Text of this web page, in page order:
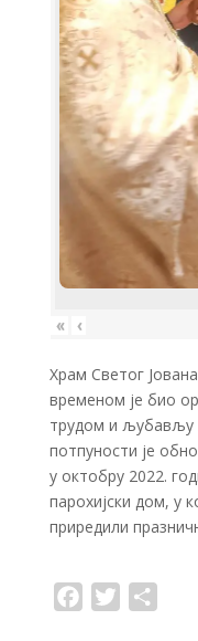
« ‹
Храм Светог
временом је био
трудом и
потпуности је
у октобру 2022.
парохијски дом, у
приредили
a
T
w